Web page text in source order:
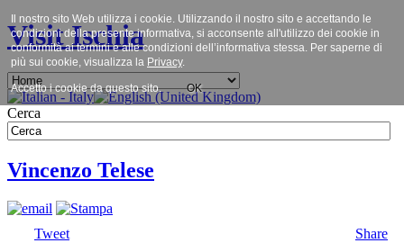
Visit Ischia
Cerca
Vincenzo Telese
Tweet
Share
Il nostro sito Web utilizza i cookie. Utilizzando il nostro sito e accettando le
condizioni della presente informativa, si acconsente all'utilizzo dei cookie in
conformità ai termini e alle condizioni dell’informativa stessa. Per saperne di
più sui cookie, visualizza la Privacy.
Accetto i cookie da questo sito. OK